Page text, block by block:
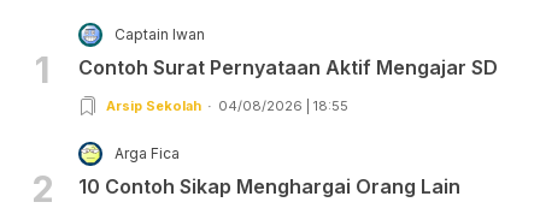
1
Captain Iwan
Contoh Surat Pernyataan Aktif Mengajar SD
Arsip Sekolah 04/08/2026 | 18:55
2
Arga Fica
10 Contoh Sikap Menghargai Orang Lain